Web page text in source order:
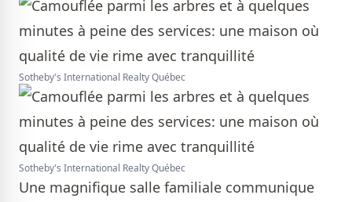
Sotheby's International Realty Québec
Sotheby's International Realty Québec
Une magnifique salle familiale communique